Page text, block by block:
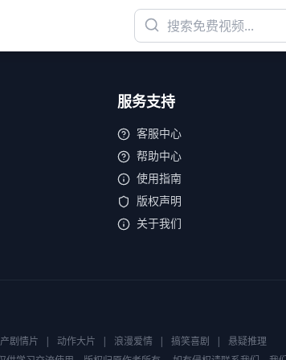
服务支持
客服中心
帮助中心
使用指南
版权声明
关于我们
剧情片 | 动作大片 | 浪漫爱情 | 搞笑喜剧 |
悬疑推理